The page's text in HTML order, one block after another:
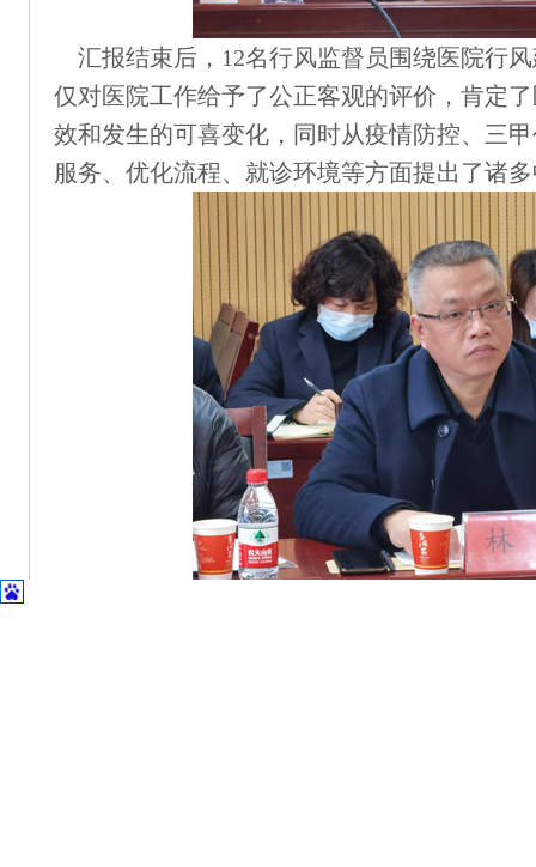
汇报结束后，12名行风监督员围绕医院行
仅对医院工作给予了公正客观的评价，肯定
效和发生的可喜变化，同时从疫情防控、三
服务、优化流程、就诊环境等方面提出了诸